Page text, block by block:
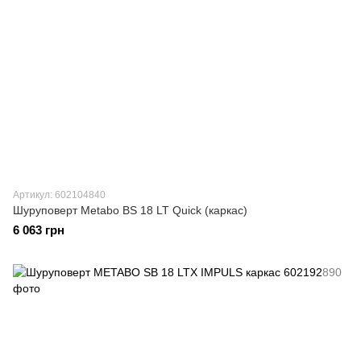
Артикул: 602104840
Шуруповерт Metabo BS 18 LT Quick (каркас)
6 063 грн